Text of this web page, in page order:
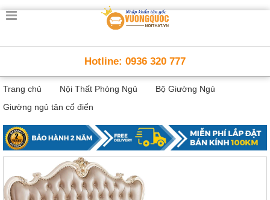
Trang
Thông
Minh
Nội
thất
minh
Nội
Trẻ
Em
Hotline: 0936 320 777
Trang chủ Nội Thất Phòng Ngủ
Bộ Giường Ngủ
Giường ngủ tân cổ điển